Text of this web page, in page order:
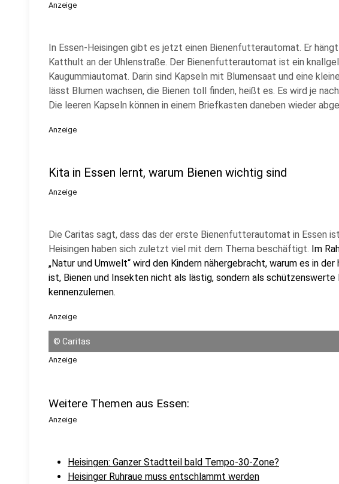
Anzeige
In Essen-Heisingen gibt es jetzt einen Bienenfutterautomat. Er
Katthult an der Uhlenstraße. Der Bienenfutterautomat ist ein
Kaugummiautomat. Darin sind Kapseln mit Blumensaat und eine
lässt Blumen wachsen, die Bienen toll finden, heißt es. Es wird je
Die leeren Kapseln können in einem Briefkasten daneben wieder
Anzeige
Kita in Essen lernt, warum Bienen wichtig sind
Anzeige
Die Caritas sagt, dass das der erste Bienenfutterautomat in Essen
Heisingen haben sich zuletzt viel mit dem Thema beschäftigt. Im
„Natur und Umwelt“ wird den Kindern nähergebracht, warum es in
ist, Bienen und Insekten nicht als lästig, sondern als schützenswerte
kennenzulernen.
Anzeige
© Caritas
Anzeige
Weitere Themen aus Essen:
Anzeige
Heisingen: Ganzer Stadtteil bald Tempo-30-Zone?
Heisinger Ruhraue muss entschlammt werden